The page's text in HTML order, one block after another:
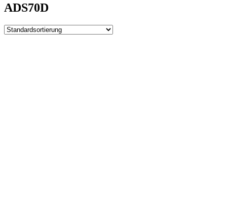
ADS70D